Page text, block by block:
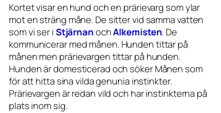
Kortet visar en hund och en prärievarg som ylar
mot en sträng måne. De sitter vid samma vatten
som vi ser iStjärnanochAlkemisten. De
kommunicerar med månen. Hunden tittar på
månen men prärievargen tittar på hunden.
Hunden är domesticerad och söker Månen som
för att hitta sina vilda genunia instinkter.
Prärievargen är redan vild och har instinkterna på
plats inom sig.